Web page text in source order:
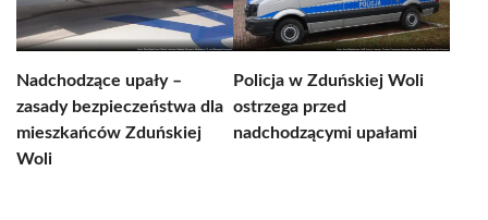
Nadchodzące upały –
zasady bezpieczeństwa dla
mieszkańców Zduńskiej
Woli
Policja w Zduńskiej Woli
ostrzega przed
nadchodzącymi upałami